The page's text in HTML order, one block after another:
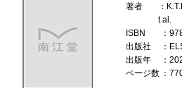
著者
：
t al.
ISBN
：
出版社
：
出版年
：
ページ数 ：